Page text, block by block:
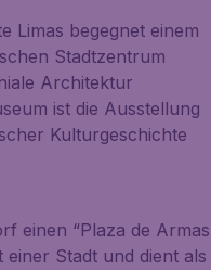
Limas begegnet einem
Stadtzentrum
Architektur
ist die Ausstellung
Kulturgeschichte
einen “Plaza de
Stadt und dient als